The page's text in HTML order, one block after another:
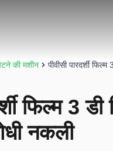
की मशीन पीवीसी पारदर्शी
फिल्म 3
नकली